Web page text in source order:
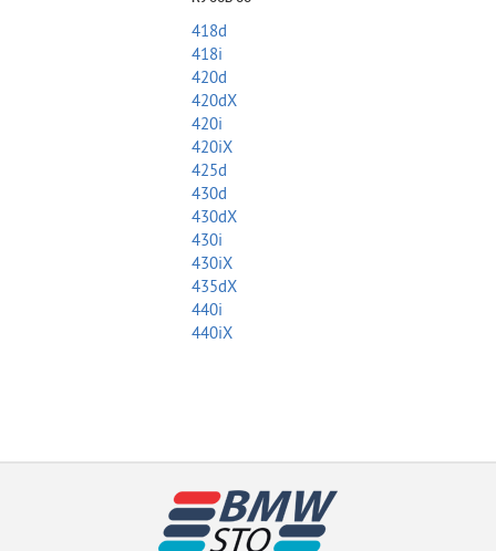
418d
418i
420d
420dX
420i
420iX
425d
430d
430dX
430i
430iX
435dX
440i
440iX